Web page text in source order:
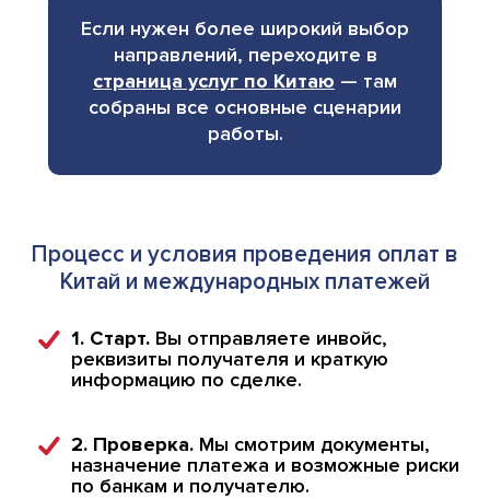
Если нужен более широкий выбор
направлений, переходите в
страница услуг по Китаю — там
собраны все основные сценарии
работы.
Процесс и условия проведения оплат в
Китай и международных платежей
1. Старт. Вы отправляете инвойс,
реквизиты получателя и краткую
информацию по сделке.
2. Проверка. Мы смотрим документы,
назначение платежа и возможные риски
по банкам и получателю.